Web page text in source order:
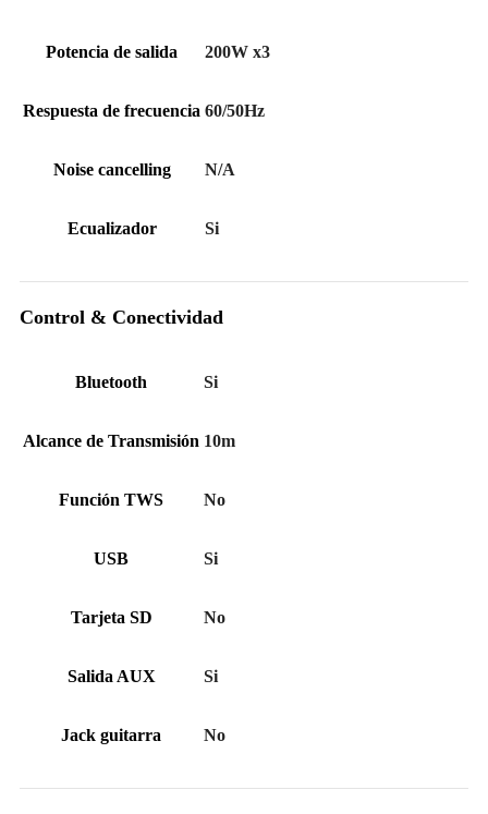
Potencia de salida 200W x3
Respuesta de frecuencia 60/50Hz
Noise cancelling N/A
Ecualizador Si
Control & Conectividad
Bluetooth Si
Alcance de Transmisión 10m
Función TWS No
USB Si
Tarjeta SD No
Salida AUX Si
Jack guitarra No